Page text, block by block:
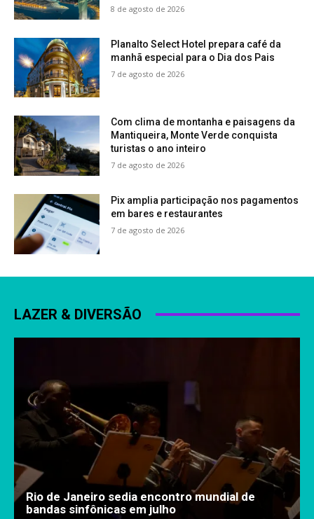
8 de agosto de 2026
Planalto Select Hotel prepara café da
manhã especial para o Dia dos Pais
7 de agosto de 2026
Com clima de montanha e paisagens da
Mantiqueira, Monte Verde conquista
turistas o ano inteiro
7 de agosto de 2026
Pix amplia participação nos pagamentos
em bares e restaurantes
7 de agosto de 2026
LAZER & DIVERSÃO
Rio de Janeiro sedia encontro mundial de
bandas sinfônicas em julho